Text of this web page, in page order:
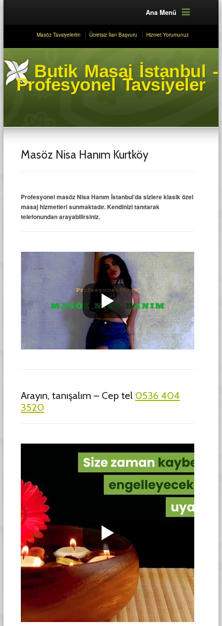
Ana Menü
Masöz Tavsiyelerim Ücretsiz İlan Başvuru Hizmet Yorumunuz
Butik Masaj İstanbul -
Profesyonel Tavsiyeler
Masöz Nisa Hanım Kurtköy
Profesyonel masöz Nisa Hanım İstanbul’da sizlere klasik özel
masaj hizmetleri sunmaktadır. Kendinizi tanıtarak
telefonundan arayabilirsiniz.
Arayın, tanışalım – Cep tel 0536 404
3520